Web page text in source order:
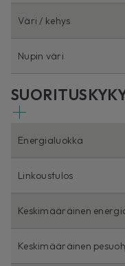
Väri / kehys
Nupin väri
Energialuokka
Linkoustulos
Keskimääräinen
Keskimääräinen